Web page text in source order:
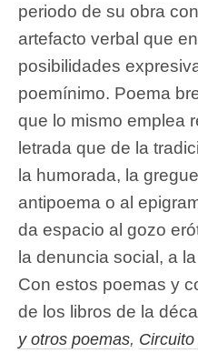
periodo de su obra
artefacto verbal que
posibilidades
poemínimo. Poema
que lo mismo emplea
letrada que de la
la humorada, la
antipoema o al
da espacio al gozo
la denuncia social, a
Con estos poemas y
de los libros de la
y otros poemas,